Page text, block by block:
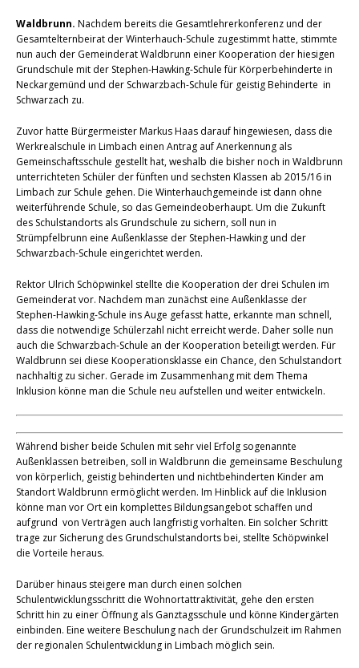
Waldbrunn. Nachdem bereits die Gesamtlehrerkonferenz und der
Gesamtelternbeirat der Winterhauch-Schule zugestimmt hatte, stimmte
nun auch der Gemeinderat Waldbrunn einer Kooperation der hiesigen
Grundschule mit der Stephen-Hawking-Schule für Körperbehinderte in
Neckargemünd und der Schwarzbach-Schule für geistig Behinderte in
Schwarzach zu.
Zuvor hatte Bürgermeister Markus Haas darauf hingewiesen, dass die
Werkrealschule in Limbach einen Antrag auf Anerkennung als
Gemeinschaftsschule gestellt hat, weshalb die bisher noch in Waldbrunn
unterrichteten Schüler der fünften und sechsten Klassen ab 2015/16 in
Limbach zur Schule gehen. Die Winterhauchgemeinde ist dann ohne
weiterführende Schule, so das Gemeindeoberhaupt. Um die Zukunft
des Schulstandorts als Grundschule zu sichern, soll nun in
Strümpfelbrunn eine Außenklasse der Stephen-Hawking und der
Schwarzbach-Schule eingerichtet werden.
Rektor Ulrich Schöpwinkel stellte die Kooperation der drei Schulen im
Gemeinderat vor. Nachdem man zunächst eine Außenklasse der
Stephen-Hawking-Schule ins Auge gefasst hatte, erkannte man schnell,
dass die notwendige Schülerzahl nicht erreicht werde. Daher solle nun
auch die Schwarzbach-Schule an der Kooperation beteiligt werden. Für
Waldbrunn sei diese Kooperationsklasse ein Chance, den Schulstandort
nachhaltig zu sicher. Gerade im Zusammenhang mit dem Thema
Inklusion könne man die Schule neu aufstellen und weiter entwickeln.
Während bisher beide Schulen mit sehr viel Erfolg sogenannte
Außenklassen betreiben, soll in Waldbrunn die gemeinsame Beschulung
von körperlich, geistig behinderten und nichtbehinderten Kinder am
Standort Waldbrunn ermöglicht werden. Im Hinblick auf die Inklusion
könne man vor Ort ein komplettes Bildungsangebot schaffen und
aufgrund von Verträgen auch langfristig vorhalten. Ein solcher Schritt
trage zur Sicherung des Grundschulstandorts bei, stellte Schöpwinkel
die Vorteile heraus.
Darüber hinaus steigere man durch einen solchen
Schulentwicklungsschritt die Wohnortattraktivität, gehe den ersten
Schritt hin zu einer Öffnung als Ganztagsschule und könne Kindergärten
einbinden. Eine weitere Beschulung nach der Grundschulzeit im Rahmen
der regionalen Schulentwicklung in Limbach möglich sein.